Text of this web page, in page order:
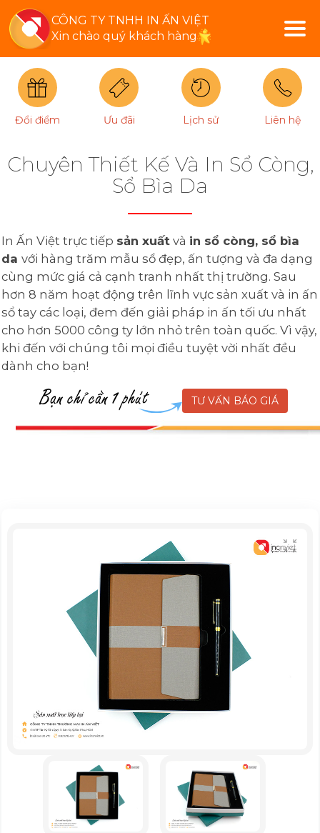
CÔNG TY TNHH IN ẤN VIỆT
Xin chào quý khách hàng
Đổi điểm Ưu đãi Lịch sử Liên hệ
Chuyên Thiết Kế Và In Sổ Còng,
Sổ Bìa Da
In Ấn Việt trực tiếp sản xuất và in sổ còng, sổ bìa
da với hàng trăm mẫu sổ đẹp, ấn tượng và đa dạng
cùng mức giá cả cạnh tranh nhất thị trường. Sau
hơn 8 năm hoạt động trên lĩnh vực sản xuất và in ấn
sổ tay các loại, đem đến giải pháp in ấn tối ưu nhất
cho hơn 5000 công ty lớn nhỏ trên toàn quốc. Vì vậy,
khi đến với chúng tôi mọi điều tuyệt vời nhất đều
dành cho bạn!
TƯ VẤN BÁO GIÁ